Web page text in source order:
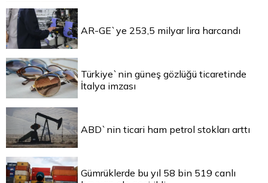
AR-GE`ye 253,5 milyar lira harcandı
Türkiye`nin güneş gözlüğü ticaretinde
İtalya imzası
ABD`nin ticari ham petrol stokları arttı
Gümrüklerde bu yıl 58 bin 519 canlı